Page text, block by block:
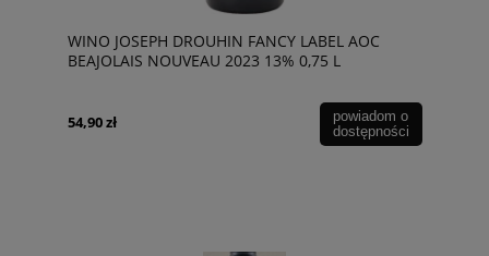
WINO JOSEPH DROUHIN FANCY LABEL AOC
BEAJOLAIS NOUVEAU 2023 13% 0,75 L
54,90 zł
powiadom o
dostępności